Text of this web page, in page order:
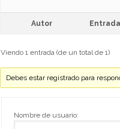
Autor
Viendo 1 entrada (de un total de 1)
Debes estar registrado para
Nombre de usuario: